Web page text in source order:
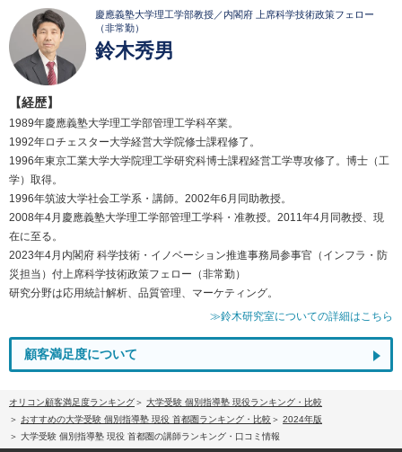
慶應義塾大学理工学部教授／内閣府 上席科学技術政策フェロー
（非常勤）
鈴木秀男
【経歴】
1989年慶應義塾大学理工学部管理工学科卒業。
1992年ロチェスター大学経営大学院修士課程修了。
1996年東京工業大学大学院理工学研究科博士課程経営工学専攻修了。博士（工
学）取得。
1996年筑波大学社会工学系・講師。2002年6月同助教授。
2008年4月慶應義塾大学理工学部管理工学科・准教授。2011年4月同教授、現
在に至る。
2023年4月内閣府 科学技術・イノベーション推進事務局参事官（インフラ・防
災担当）付上席科学技術政策フェロー（非常勤）
研究分野は応用統計解析、品質管理、マーケティング。
≫鈴木研究室についての詳細はこちら
顧客満足度について
オリコン顧客満足度ランキング
大学受験 個別指導塾 現役ランキング・比較
おすすめの大学受験 個別指導塾 現役 首都圏ランキング・比較
2024年版
大学受験 個別指導塾 現役 首都圏の講師ランキング・口コミ情報